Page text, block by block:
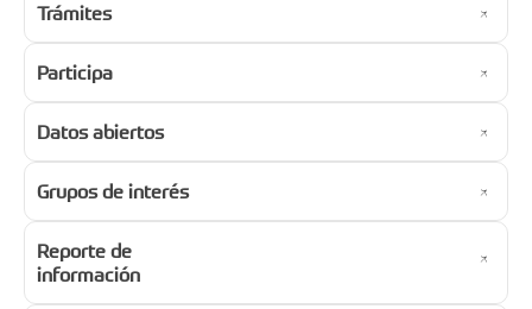
Trámites
Participa
Datos abiertos
Grupos de interés
Reporte de
información